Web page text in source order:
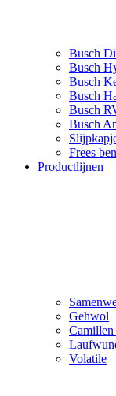
Busch
Busch
Busch
Busch
Busch
Busch
Frees
Productlijnen
Gehwol
Camillen
Volatile